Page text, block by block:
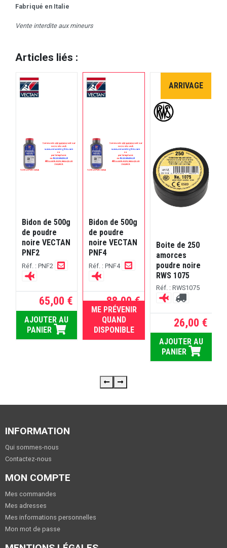
Fabriqué en Italie
Vente interdite aux mineurs
Articles liés :
Bidon de 500g
de poudre
noire VECTAN
PNF2
Réf. : PNF2
65,00 €
AJOUTER AU
PANIER
Bidon de 500g
de poudre
noire VECTAN
PNF4
Réf. : PNF4
88,00 €
RUPTURE
ME PRÉVENIR
QUAND
DISPONIBLE
ARRIVAGE
Boite de 250
amorces
poudre noire
RWS 1075
Réf. : RWS1075
26,00 €
AJOUTER AU
PANIER
INFORMATION
Qui sommes-nous
Contactez-nous
MON COMPTE
Mes commandes
Mes adresses
Mes informations personnelles
Mon mot de passe